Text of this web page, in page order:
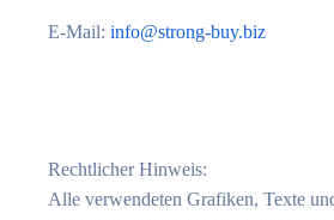
E-Mail: info@strong-buy.biz
Rechtlicher Hinweis:
Alle verwendeten Grafiken, Texte